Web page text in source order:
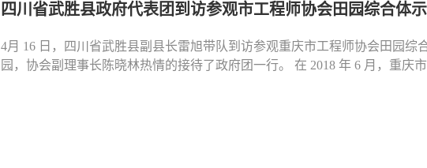
四川省武胜县政府代表团到访参观市工程师协会田园综合体
4月 16 日，四川省武胜县副县长雷旭带队到访参观重庆市工程师协会田园
园，协会副理事长陈晓林热情的接待了政府团一行。 在 2018 年 6 月，重庆